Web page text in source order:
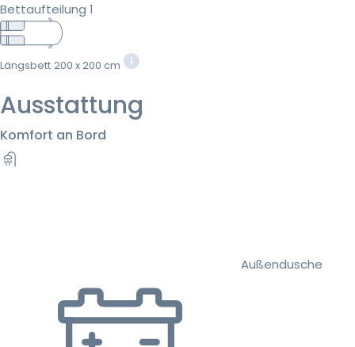
Bettaufteilung 1
Längsbett 200 x 200 cm
Ausstattung
Komfort an Bord
Außendusche